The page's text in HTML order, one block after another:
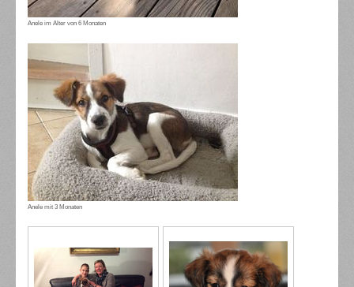
Anele im Alter von 6 Monaten
Anele mit 3 Monaten